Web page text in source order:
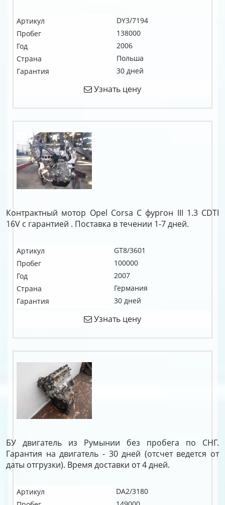
Артикул
DY3/7194
Пробег
138000
Год
2006
Страна
Польша
Гарантия
30 дней
Узнать цену
Контрактный мотор Opel Corsa C фургон III 1.3 CDTI
16V c гарантией . Поставка в течении 1-7 дней.
Артикул
GT8/3601
Пробег
100000
Год
2007
Страна
Германия
Гарантия
30 дней
Узнать цену
БУ двигатель из Румынии без пробега по СНГ.
Гарантия на двигатель - 30 дней (отсчет ведется от
даты отгрузки). Время доставки от 4 дней.
Артикул
DA2/3180